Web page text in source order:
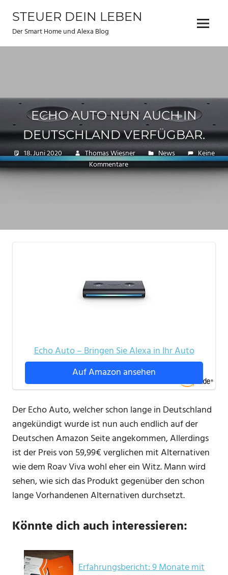
Inhalt
springen
STEUER DEIN LEBEN
Der Smart Home und Alexa Blog Menu
ECHO AUTO NUN AUCH IN
DEUTSCHLAND VERFÜGBAR.
18. Juni 2020 Thomas Wiesner News
Keine
Kommentare
Echo Auto – Bringen Sie Alexa in Ihr Auto
Auf Amazon ansehen
Der Echo Auto, welcher schon lange in Deutschland
angekündigt wurde ist nun auch endlich auf der
Deutschen Amazon Seite angekommen, Allerdings
ist der Preis von 59,99€ verglichen mit Alternativen
wie dem Roav Viva wohl eher ein Witz. Mann wird
sehen, wie sich das Produkt gegenüber den schon
lange Vorhandenen Alternativen durchsetzt.
Könnte dich auch interessieren:
Erfahrungsbericht: 9 Monate mit